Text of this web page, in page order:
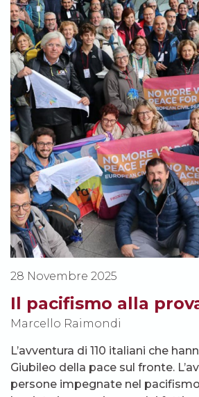
28 Novembre 2025
Il pacifismo alla
Marcello Raimondi
L’avventura di 110 italiani che
Giubileo della pace sul fronte.
persone impegnate nel